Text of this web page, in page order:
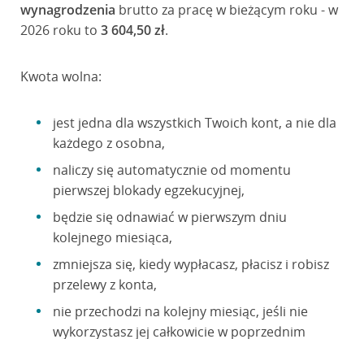
wynagrodzenia brutto za pracę w bieżącym roku - w
2026 roku to 3 604,50 zł.
Kwota wolna:
jest jedna dla wszystkich Twoich kont, a nie dla
każdego z osobna,
naliczy się automatycznie od momentu
pierwszej blokady egzekucyjnej,
będzie się odnawiać w pierwszym dniu
kolejnego miesiąca,
zmniejsza się, kiedy wypłacasz, płacisz i robisz
przelewy z konta,
nie przechodzi na kolejny miesiąc, jeśli nie
wykorzystasz jej całkowicie w poprzednim